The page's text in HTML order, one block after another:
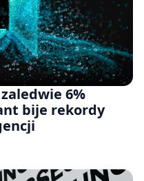
6%
bije rekordy